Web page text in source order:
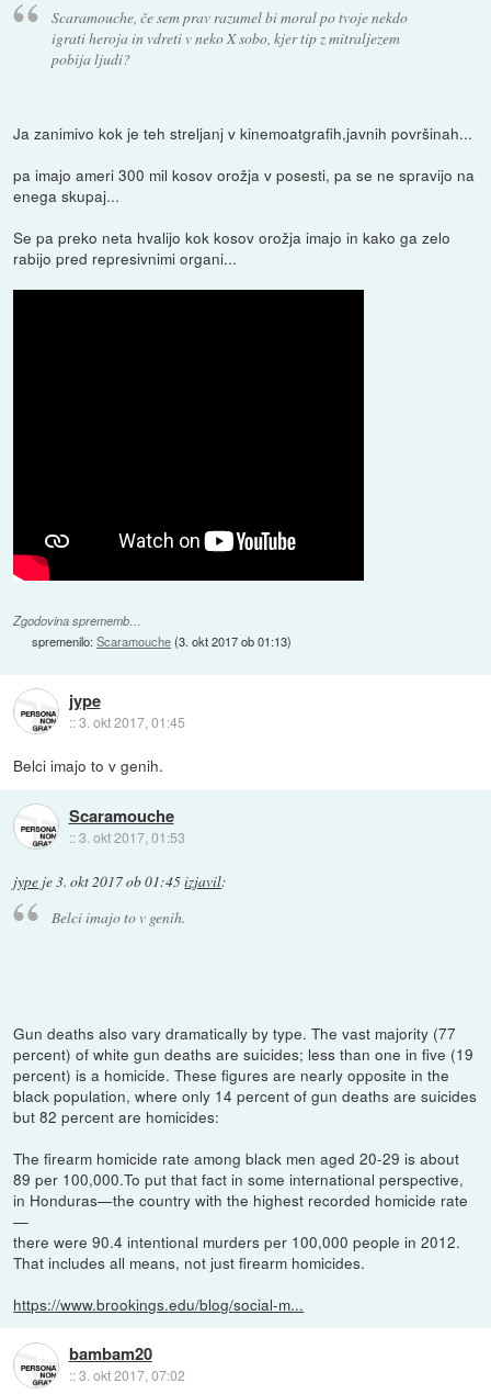
Scaramouche, če sem prav razumel bi moral po tvoje nekdo
igrati heroja in vdreti v neko X sobo, kjer tip z mitraljezem
pobija ljudi?
Ja zanimivo kok je teh streljanj v kinemoatgrafih,javnih površinah...
pa imajo ameri 300 mil kosov orožja v posesti, pa se ne spravijo na
enega skupaj...
Se pa preko neta hvalijo kok kosov orožja imajo in kako ga zelo
rabijo pred represivnimi organi...
Zgodovina sprememb…
spremenilo:Scaramouche(3. okt 2017 ob 01:13)
jype
::3. okt 2017, 01:45
Belci imajo to v genih.
Scaramouche
::3. okt 2017, 01:53
jype je3. okt 2017 ob 01:45izjavil:
Belci imajo to v genih.
Gun deaths also vary dramatically by type. The vast majority (77
percent) of white gun deaths are suicides; less than one in five (19
percent) is a homicide. These figures are nearly opposite in the
black population, where only 14 percent of gun deaths are suicides
but 82 percent are homicides:
The firearm homicide rate among black men aged 20-29 is about
89 per 100,000.To put that fact in some international perspective,
in Honduras—the country with the highest recorded homicide rate
—
there were 90.4 intentional murders per 100,000 people in 2012.
That includes all means, not just firearm homicides.
https://www.brookings.edu/blog/social-m...
bambam20
::3. okt 2017, 07:02